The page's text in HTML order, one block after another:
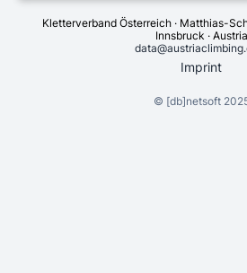
Kletterverband Österreich · Matthias-
Innsbruck · Austria
Imprint
© [db]netsoft